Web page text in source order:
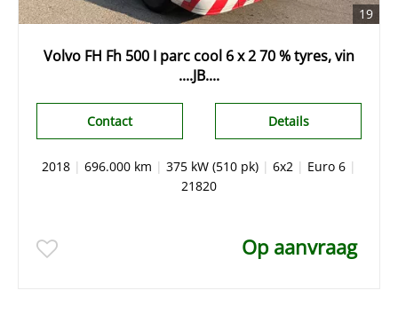
19
Volvo FH Fh 500 I parc cool 6 x 2 70 % tyres, vin
....JB....
Details
Contact
2018 | 696.000 km | 375 kW (510 pk) | 6x2 | Euro 6 |
21820
Op aanvraag